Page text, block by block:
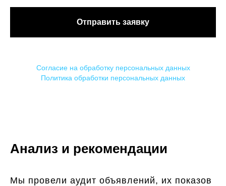
Отправить заявку
Согласие на обработку персональных данных
Политика обработки персональных данных
Анализ и рекомендации
Мы провели аудит объявлений, их показов